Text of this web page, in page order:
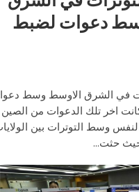
دعوات لضبط
في الشرق الاوسط وسط
اخر تلك الدعوات من الصين
وسط التوترات بين
حيث حثت...